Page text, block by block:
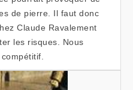
de pierre. Il faut donc
Claude Ravalement
les risques. Nous